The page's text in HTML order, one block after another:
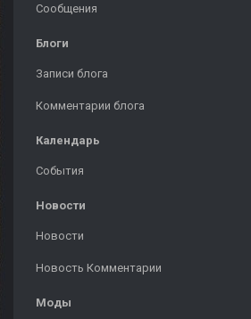
Сообщения
Блоги
Записи блога
Комментарии блога
Календарь
События
Новости
Новости
Новость Комментарии
Моды